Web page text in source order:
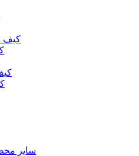
کیف
سایر